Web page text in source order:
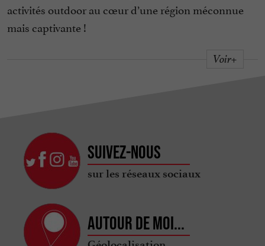
activités outdoor au cœur d’une région méconnue
mais captivante !
Voir+
Suivez-nous
sur les réseaux sociaux
Autour de moi...